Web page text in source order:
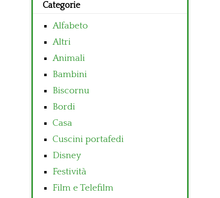
Categorie
Alfabeto
Altri
Animali
Bambini
Biscornu
Bordi
Casa
Cuscini portafedi
Disney
Festività
Film e Telefilm